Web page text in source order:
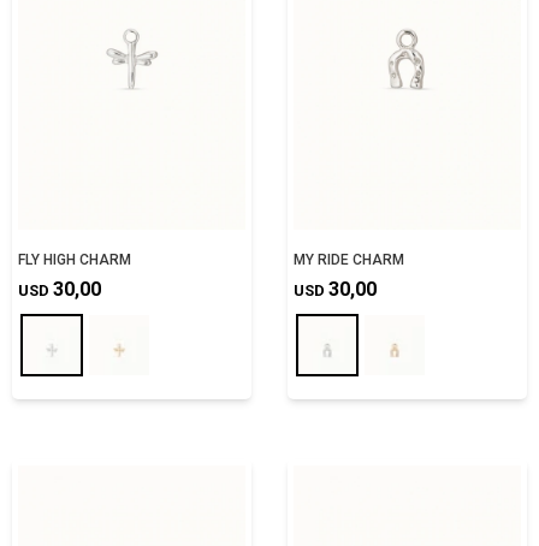
FLY HIGH CHARM
USD 30,00
MY RIDE CHARM
USD 30,00